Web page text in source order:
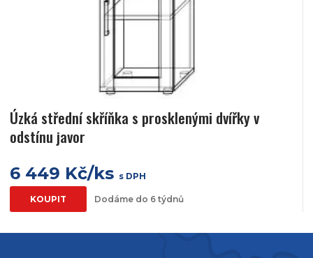
Úzká střední skříňka s prosklenými dvířky v
odstínu javor
6 449 Kč/ks s DPH
KOUPIT Dodáme do 6 týdnů